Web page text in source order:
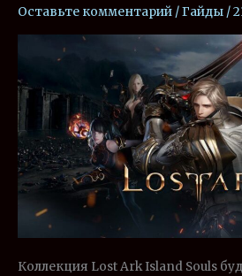
Оставьте комментарий /Гайды /
Коллекция Lost Ark Island Souls
острова
Воларе
Лост
АРК